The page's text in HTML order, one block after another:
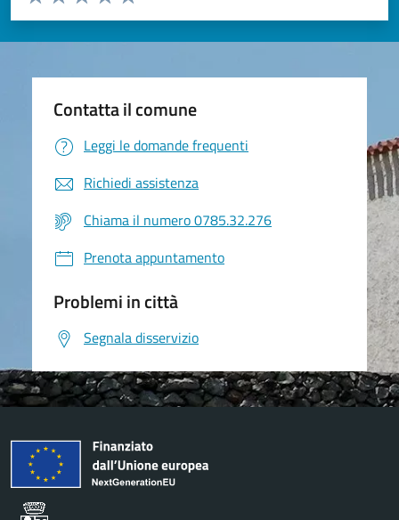
Valuta 5 stelle su 5
Valuta 4 stelle su 5
Valuta 3 stelle su 5
Valuta 2 stelle su 5
Valuta 1 stelle su 5
Contatta il comune
Leggi le domande frequenti
Richiedi assistenza
Chiama il numero 0785.32.276
Prenota appuntamento
Problemi in città
Segnala disservizio